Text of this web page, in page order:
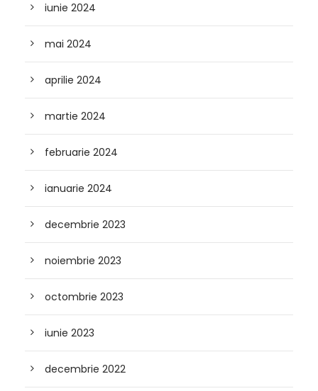
iunie 2024
mai 2024
aprilie 2024
martie 2024
februarie 2024
ianuarie 2024
decembrie 2023
noiembrie 2023
octombrie 2023
iunie 2023
decembrie 2022